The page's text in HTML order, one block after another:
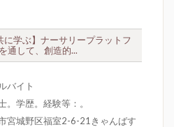
学ぶ】ナーサリープラットフ
通して、創造的...
バイト
。学歴。経験等：。
宮城野区福室2-6-21きゃんばす